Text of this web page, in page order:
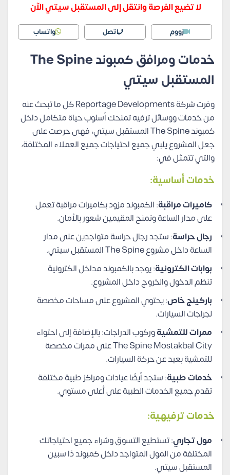
لا تضيع الفرصة وانتقل إلى المستقبل سيتي الآن
زووم اتصل واتساب
خدمات ومرافق كمبوند The Spine
المستقبل سيتي
وفرت شركة Reportage Developments كل ما تبحث عنه
من خدمات ووسائل ترفيه تمنحك أسلوب حياة متكامل داخل
كمبوند The Spine المستقبل سيتي، فهى حرصت على
جعل المشروع يلبي جميع احتياجات جميع العملاء المختلفة،
والتي تتمثل في:
خدمات أساسية:
كاميرات مراقبة: الكمبوند مزود بكاميرات مراقبة تعمل
على مدار الساعة وتمنح المقيمين شعور بالأمان.
رجال حراسة: ستجد رجال حراسة متواجدين على مدار
الساعة داخل مشروع The Spine المستقبل سيتي.
بوابات الكترونية: يوجد بالكمبوند مداخل الكترونية
تنظم الدخول والخروج داخل المشروع.
باركينج خاص: يحتوي المشروع على مساحات مخصصة
لجراجات السيارات.
ممرات للتمشيةوركوب الدراجات: بالإضافة إلى احتواء
The Spine Mostakbal City على ممرات مخصصة
للتمشية بعيد عن حركة السيارات.
خدمات طبية: ستجد أيضًا عيادات ومراكز طبية مختلفة
تقدم جميع الخدمات الطبية على أعلى مستوي.
خدمات ترفيهية:
مول تجاري: تستطيع التسوق وشراء جميع احتياجاتك
المختلفة من المول المتواجد داخل كمبوند ذا سبين
المستقبل سيتي.